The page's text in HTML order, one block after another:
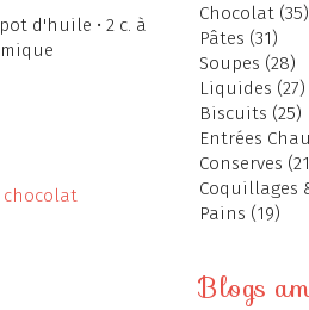
d'huile • 2 c. à
Chocolat (35)
Pâtes (31)
Soupes (28)
Liquides (27)
Biscuits (25)
Entrées
Conserves
Coquillages
Pains (19)
Blogs